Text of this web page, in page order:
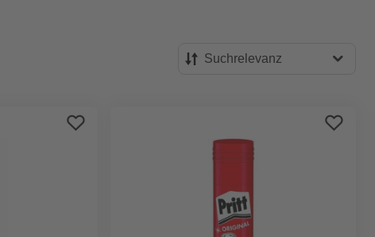
Suchrelevanz
Preis aufsteigend
Bewertung